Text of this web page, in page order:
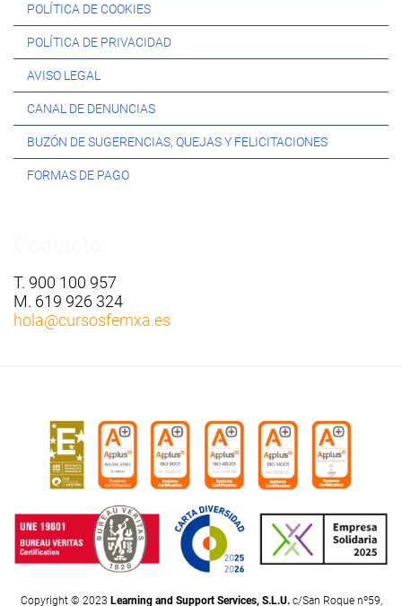
POLÍTICA DE COOKIES
POLÍTICA DE PRIVACIDAD
AVISO LEGAL
CANAL DE DENUNCIAS
BUZÓN DE SUGERENCIAS, QUEJAS Y FELICITACIONES
FORMAS DE PAGO
T. 900 100 957
M. 619 926 324
hola@cursosfemxa.es
Copyright © 2023 Learning and Support Services, S.L.U.c/San Roque nº59,